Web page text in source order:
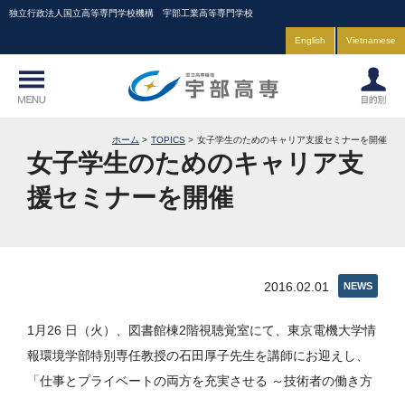
独立行政法人国立高等専門学校機構 宇部工業高等専門学校
English Vietnamese
ホーム TOPICS 女子学生のためのキャリア支援セミナーを開催
女子学生のためのキャリア支
援セミナーを開催
NEWS
2016.02.01
1月26 日（火）、図書館棟2階視聴覚室にて、東京電機大学情
報環境学部特別専任教授の石田厚子先生を講師にお迎えし、
「仕事とプライベートの両方を充実させる ～技術者の働き方